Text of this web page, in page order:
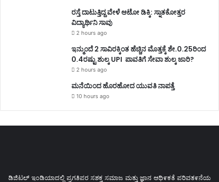
ರಸ್ತೆ ದಾಟುತ್ತಿದ್ದ ವೇಳೆ ಆಟೋ ಡಿಕ್ಕಿ: ಸ್ನಾತಕೋತ್ತರ
ವಿದ್ಯಾರ್ಥಿನಿ ಸಾವು
2 hours ago
ಇನ್ಮುಂದೆ 2 ಸಾವಿರಕ್ಕಿಂತ ಹೆಚ್ಚಿನ ಮೊತ್ತಕ್ಕೆ ಶೇ.0.25ರಿಂದ
0.4ರಷ್ಟು ಶುಲ್ಕ UPI ಪಾವತಿಗೆ ಸೇವಾ ಶುಲ್ಕ ಜಾರಿ?
2 hours ago
ಮನೆಯಿಂದ ಹೊರಹೋದ ಯುವತಿ ನಾಪತ್ತೆ
10 hours ago
ಡಿಜಿಟಲ್ ಇಂಡಿಯಾದಲ್ಲಿ ಪ್ರಗತಿಪರ ಸಶಕ್ತ ಸಮಾಜ ಮತ್ತು ಜ್ಞಾನ ಆಥಿ೯ಕತೆ ಪರಿವತ೯ನೆಯ